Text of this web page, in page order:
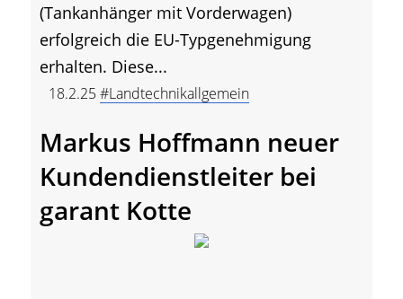
(Tankanhänger mit Vorderwagen)
erfolgreich die EU-Typgenehmigung
erhalten. Diese...
18.2.25#Landtechnikallgemein
Markus Hoffmann neuer
Kundendienstleiter bei
garant Kotte